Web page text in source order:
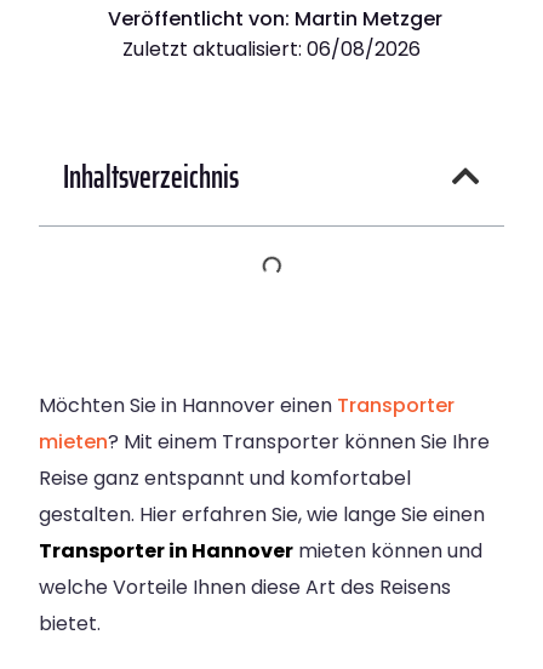
Veröffentlicht von: Martin Metzger
Zuletzt aktualisiert: 06/08/2026
Inhaltsverzeichnis
Möchten Sie in Hannover einen Transporter
mieten? Mit einem Transporter können Sie Ihre
Reise ganz entspannt und komfortabel
gestalten. Hier erfahren Sie, wie lange Sie einen
Transporter in Hannover mieten können und
welche Vorteile Ihnen diese Art des Reisens
bietet.